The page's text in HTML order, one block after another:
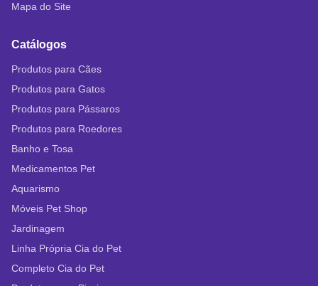
Mapa do Site
Catálogos
Produtos para Cães
Produtos para Gatos
Produtos para Pássaros
Produtos para Roedores
Banho e Tosa
Medicamentos Pet
Aquarismo
Móveis Pet Shop
Jardinagem
Linha Própria Cia do Pet
Completo Cia do Pet